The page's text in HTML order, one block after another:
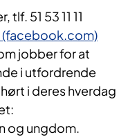
51 53 11 11
(facebook.com)
jobber for at
i utfordrende
i deres hverdag
og ungdom.